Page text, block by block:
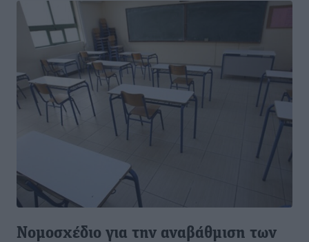
Νομοσχέδιο για την αναβάθμιση των